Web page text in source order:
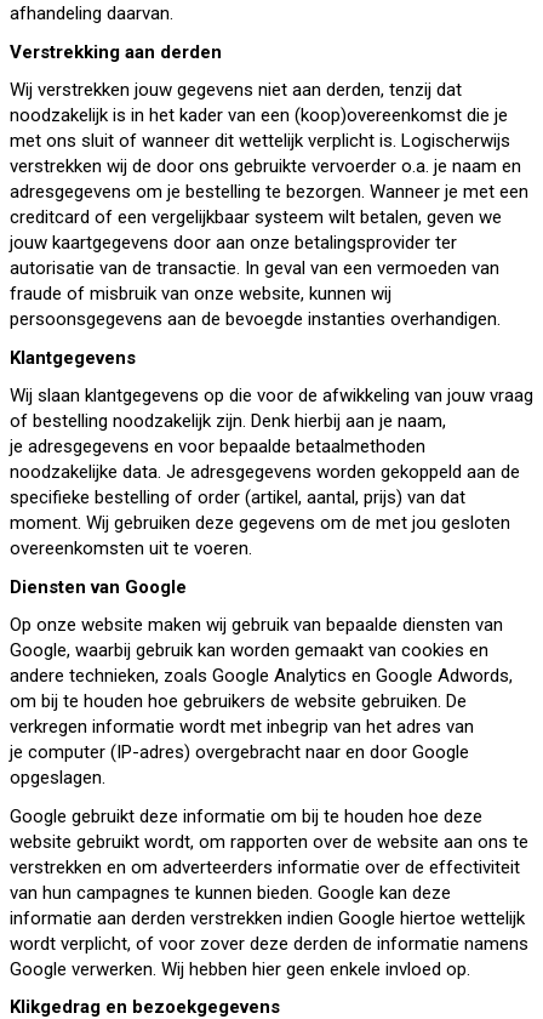
afhandeling daarvan.
Verstrekking aan derden
Wij verstrekken jouw gegevens niet aan derden, tenzij dat
noodzakelijk is in het kader van een (koop)overeenkomst die je
met ons sluit of wanneer dit wettelijk verplicht is. Logischerwijs
verstrekken wij de door ons gebruikte vervoerder o.a. je naam en
adresgegevens om je bestelling te bezorgen. Wanneer je met een
creditcard of een vergelijkbaar systeem wilt betalen, geven we
jouw kaartgegevens door aan onze betalingsprovider ter
autorisatie van de transactie. In geval van een vermoeden van
fraude of misbruik van onze website, kunnen wij
persoonsgegevens aan de bevoegde instanties overhandigen.
Klantgegevens
Wij slaan klantgegevens op die voor de afwikkeling van jouw vraag
of bestelling noodzakelijk zijn. Denk hierbij aan je naam,
je adresgegevens en voor bepaalde betaalmethoden
noodzakelijke data. Je adresgegevens worden gekoppeld aan de
specifieke bestelling of order (artikel, aantal, prijs) van dat
moment. Wij gebruiken deze gegevens om de met jou gesloten
overeenkomsten uit te voeren.
Diensten van Google
Op onze website maken wij gebruik van bepaalde diensten van
Google, waarbij gebruik kan worden gemaakt van cookies en
andere technieken, zoals Google Analytics en Google Adwords,
om bij te houden hoe gebruikers de website gebruiken. De
verkregen informatie wordt met inbegrip van het adres van
je computer (IP-adres) overgebracht naar en door Google
opgeslagen.
Google gebruikt deze informatie om bij te houden hoe deze
website gebruikt wordt, om rapporten over de website aan ons te
verstrekken en om adverteerders informatie over de effectiviteit
van hun campagnes te kunnen bieden. Google kan deze
informatie aan derden verstrekken indien Google hiertoe wettelijk
wordt verplicht, of voor zover deze derden de informatie namens
Google verwerken. Wij hebben hier geen enkele invloed op.
Klikgedrag en bezoekgegevens